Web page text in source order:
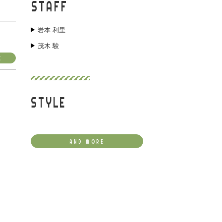
STAFF
岩本 利里
茂木 駿
STYLE
AND MORE